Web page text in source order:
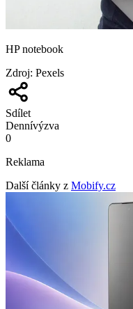
HP notebook
Zdroj: Pexels
Sdílet
Dennívýzva
0
Reklama
Další články z Mobify.cz